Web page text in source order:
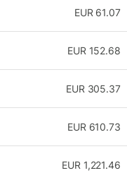
61.07
EUR
152.68
EUR
305.37
EUR
610.73
EUR
1,221.46
EUR